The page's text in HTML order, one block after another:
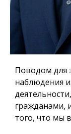
Поводом для
наблюдения
гражданами,
того, что мы